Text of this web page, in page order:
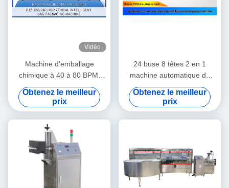
Vidéo
Machine d'emballage
chimique à 40 à 80 BPM,
machine d'emballage
horizontale contrôlée par
PLC
Obtenez le meilleur
prix
24 buse 8 têtes 2 en 1
machine automatique de
remplissage d'huile de
lubrifiant
Obtenez le meilleur
prix